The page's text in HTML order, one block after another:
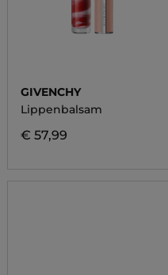
GIVENCHY
Lippenbalsam
€ 57,99